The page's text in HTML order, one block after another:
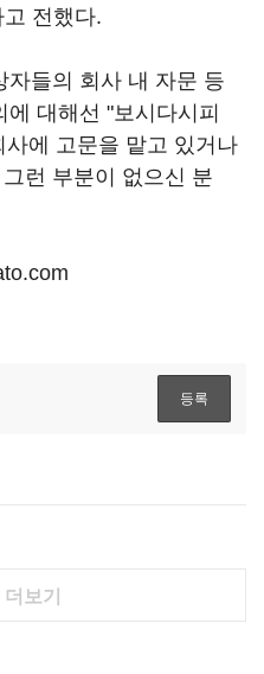
전했다.
자들의 회사 내 자문 등
대해선 "보시다시피
에 고문을 맡고 있거나
런 부분이 없으신 분
보기